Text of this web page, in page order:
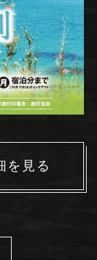
を見る